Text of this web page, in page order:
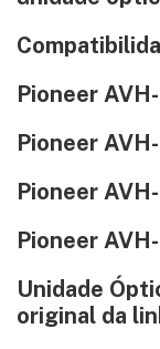
Pioneer
Pioneer
Pioneer
Pioneer
Unidade
original da